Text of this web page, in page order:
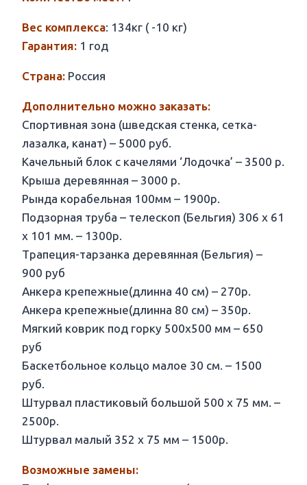
Вес комплекса: 134кг ( -10 кг)
Гарантия: 1 год
Страна: Россия
Дополнительно можно заказать:
Спортивная зона (шведская стенка, сетка-
лазалка, канат) – 5000 руб.
Качельный блок с качелями ‘Лодочка’ – 3500 р.
Крыша деревянная – 3000 р.
Рында корабельная 100мм – 1900р.
Подзорная труба – телескоп (Бельгия) 306 х 61
х 101 мм. – 1300р.
Трапеция-тарзанка деревянная (Бельгия) –
900 руб
Анкера крепежные(длинна 40 см) – 270р.
Анкера крепежные(длинна 80 см) – 350р.
Мягкий коврик под горку 500х500 мм – 650
руб
Баскетбольное кольцо малое 30 см. – 1500
руб.
Штурвал пластиковый большой 500 х 75 мм. –
2500р.
Штурвал малый 352 х 75 мм – 1500р.
Возможные замены: